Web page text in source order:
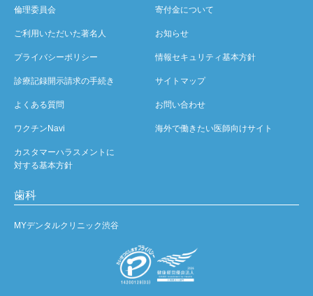
倫理委員会 寄付金について
ご利用いただいた著名人 お知らせ
プライバシーポリシー 情報セキュリティ基本方針
診療記録開示請求の手続き サイトマップ
よくある質問 お問い合わせ
ワクチンNavi 海外で働きたい医師向けサイト
カスタマーハラスメントに
対する基本方針
歯科
MYデンタルクリニック渋谷